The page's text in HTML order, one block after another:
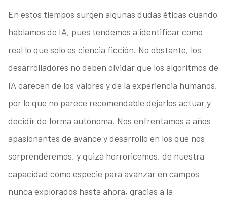
En estos tiempos surgen algunas dudas éticas cuando
hablamos de IA, pues tendemos a identificar como
real lo que solo es ciencia ficción. No obstante, los
desarrolladores no deben olvidar que los algoritmos de
IA carecen de los valores y de la experiencia humanos,
por lo que no parece recomendable dejarlos actuar y
decidir de forma autónoma. Nos enfrentamos a años
apasionantes de avance y desarrollo en los que nos
sorprenderemos, y quizá horroricemos, de nuestra
capacidad como especie para avanzar en campos
nunca explorados hasta ahora, gracias a la